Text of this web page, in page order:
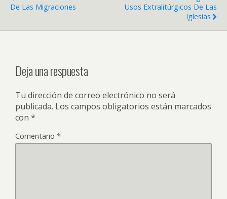
De Las Migraciones
Usos Extralitúrgicos De Las
Iglesias
Deja una respuesta
Tu dirección de correo electrónico no será
publicada. Los campos obligatorios están marcados
con *
Comentario *